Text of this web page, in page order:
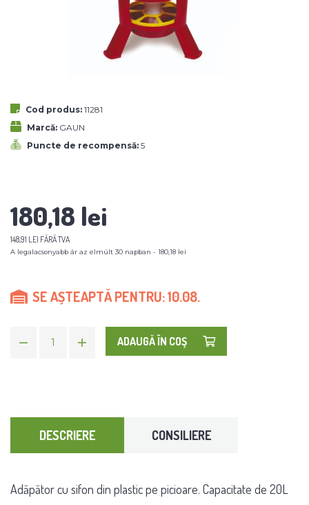
Cod produs: 11281
Marcă: GAUN
Puncte de recompensă: 5
180,18 lei
148,91 LEI FĂRĂ TVA
A legalacsonyabb ár az elmúlt 30 napban - 180,18 lei
SE AȘTEAPTĂ PENTRU: 10.08.
ADAUGĂ ÎN COŞ
DESCRIERE CONSILIERE
Adăpător cu sifon din plastic pe picioare. Capacitate de 20L